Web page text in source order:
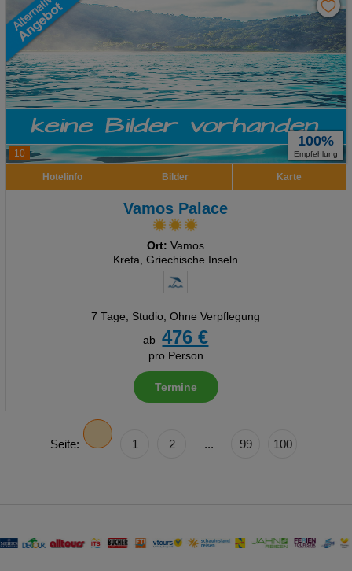
10
100%
Empfehlung
Hotelinfo Bilder Karte
Vamos Palace
Ort: Vamos
Kreta, Griechische Inseln
7 Tage, Studio, Ohne Verpflegung
ab
476 €
pro Person
Termine
Seite: 1 2 ... 99 100